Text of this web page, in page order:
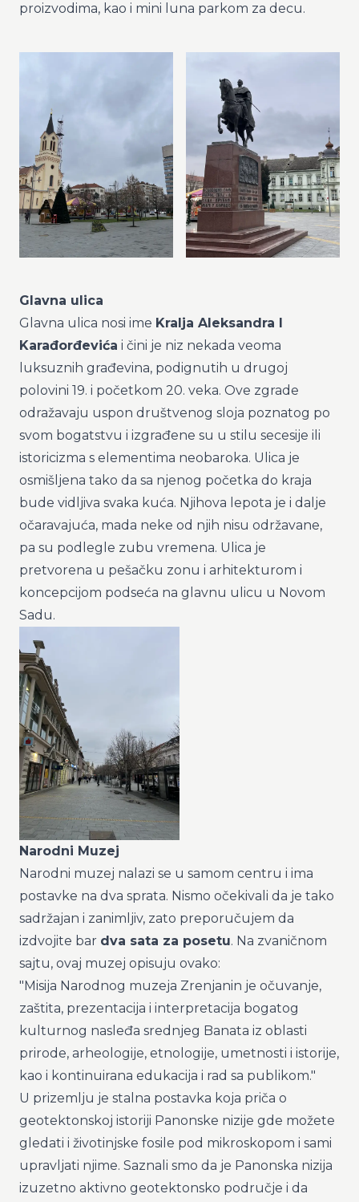
proizvodima, kao i mini luna parkom za decu.
Glavna ulica
Glavna ulica nosi ime Kralja Aleksandra I
Karađorđevića i čini je niz nekada veoma
luksuznih građevina, podignutih u drugoj
polovini 19. i početkom 20. veka. Ove zgrade
odražavaju uspon društvenog sloja poznatog po
svom bogatstvu i izgrađene su u stilu secesije ili
istoricizma s elementima neobaroka. Ulica je
osmišljena tako da sa njenog početka do kraja
bude vidljiva svaka kuća. Njihova lepota je i dalje
očaravajuća, mada neke od njih nisu održavane,
pa su podlegle zubu vremena. Ulica je
pretvorena u pešačku zonu i arhitekturom i
koncepcijom podseća na glavnu ulicu u Novom
Sadu.
Narodni Muzej
Narodni muzej nalazi se u samom centru i ima
postavke na dva sprata. Nismo očekivali da je tako
sadržajan i zanimljiv, zato preporučujem da
izdvojite bar dva sata za posetu. Na zvaničnom
sajtu, ovaj muzej opisuju ovako:
"Misija Narodnog muzeja Zrenjanin je očuvanje,
zaštita, prezentacija i interpretacija bogatog
kulturnog nasleđa srednjeg Banata iz oblasti
prirode, arheologije, etnologije, umetnosti i istorije,
kao i kontinuirana edukacija i rad sa publikom."
U prizemlju je stalna postavka koja priča o
geotektonskoj istoriji Panonske nizije gde možete
gledati i životinjske fosile pod mikroskopom i sami
upravljati njime. Saznali smo da je Panonska nizija
izuzetno aktivno geotektonsko područje i da